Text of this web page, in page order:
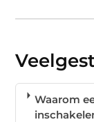
Waarom